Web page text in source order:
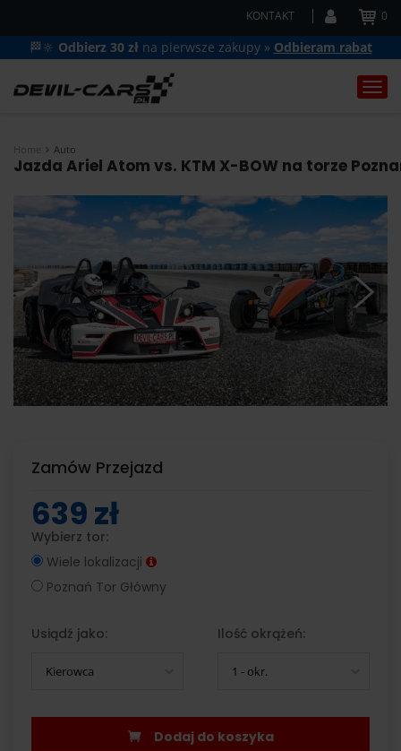
KONTAKT 0
🏁🔆 Odbierz 30 zł na pierwsze zakupy » Odbieram rabat
Home Auto
Jazda Ariel Atom vs. KTM X-BOW na torze
Zamów Przejazd
639 zł
Wybierz tor:
Wiele lokalizacji
Poznań Tor Główny
Usiądź jako:
Kierowca
Ilość okrążeń:
1 - okr.
Dodaj do koszyka